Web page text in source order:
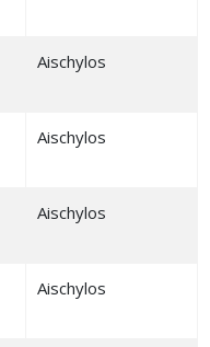
Aischylos
Aischylos
Aischylos
Aischylos